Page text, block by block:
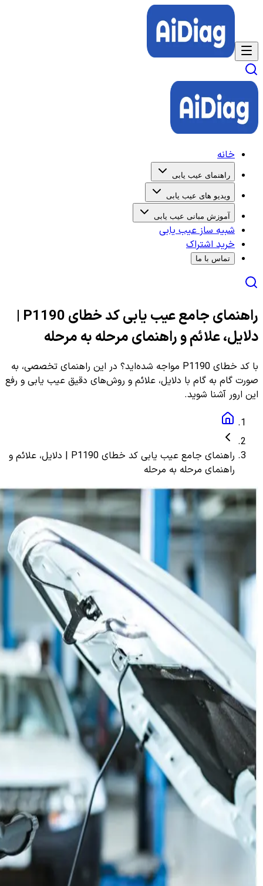
خانه
راهنمای عیب یابی
ویدیو های عیب یابی
آموزش مبانی عیب یابی
شبیه ساز عیب یابی
خرید اشتراک
تماس با ما
راهنمای جامع عیب یابی کد خطای P1190 |
دلایل، علائم و راهنمای مرحله به مرحله
با کد خطای P1190 مواجه شده‌اید؟ در این راهنمای تخصصی، به
صورت گام به گام با دلایل، علائم و روش‌های دقیق عیب یابی و رفع
این ارور آشنا شوید.
راهنمای جامع عیب یابی کد خطای P1190 | دلایل، علائم و
راهنمای مرحله به مرحله